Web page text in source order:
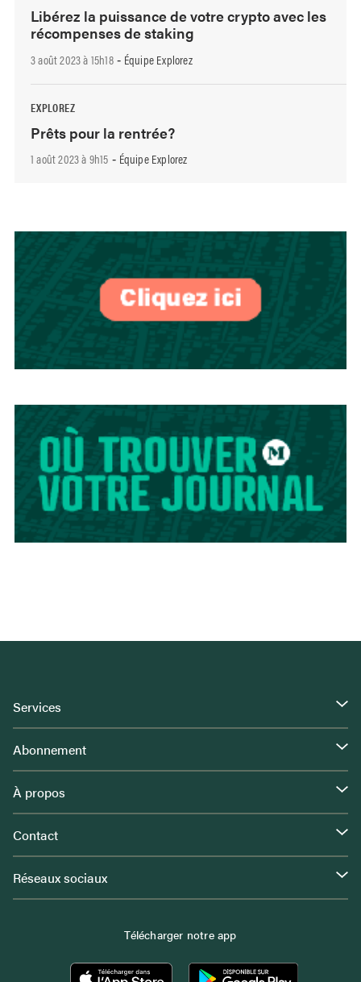
Libérez la puissance de votre crypto avec les
récompenses de staking
3 août 2023 à 15h18- Équipe Explorez
EXPLOREZ
Prêts pour la rentrée?
1 août 2023 à 9h15 - Équipe Explorez
Services
Abonnement
À propos
Contact
Réseaux sociaux
Télécharger notre app